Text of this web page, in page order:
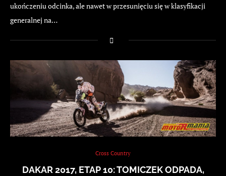
ukończeniu odcinka, ale nawet w przesunięciu się w klasyfikacji
generalnej na…
Cross Country
DAKAR 2017, ETAP 10: TOMICZEK ODPADA,